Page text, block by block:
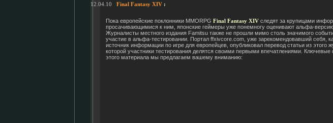
12.04.10 Final Fantasy XIV :
Пока европейские поклонники MMORPG Final Fantasy XIV следят за крупицами
просачивающимися к ним, японские геймеры уже понемногу оценивают альфа-
Журналисты местного издания Famitsu также не прошли мимо столь значимого
участие в альфа-тестировании. Портал ffxivcore.com, уже зарекомендовавший себя,
источник информации по игре для европейцев, опубликовал перевод статьи из этого
которой участники тестирования делятся своими первыми впечатлениями. Ключевые
этого материала мы предлагаем вашему вниманию: